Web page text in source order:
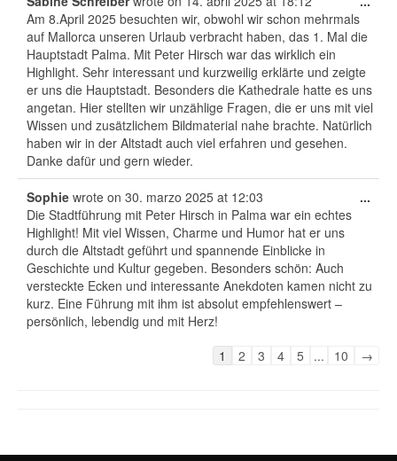
Am 8.April 2025 besuchten wir, obwohl wir schon mehrmals
auf Mallorca unseren Urlaub verbracht haben, das 1. Mal die
Hauptstadt Palma. Mit Peter Hirsch war das wirklich ein
Highlight. Sehr interessant und kurzweilig erklärte und zeigte
er uns die Hauptstadt. Besonders die Kathedrale hatte es uns
angetan. Hier stellten wir unzählige Fragen, die er uns mit viel
Wissen und zusätzlichem Bildmaterial nahe brachte. Natürlich
haben wir in der Altstadt auch viel erfahren und gesehen.
Danke dafür und gern wieder.
Sophie wrote on 30. marzo 2025 at 12:03
Die Stadtführung mit Peter Hirsch in Palma war ein echtes
Highlight! Mit viel Wissen, Charme und Humor hat er uns
durch die Altstadt geführt und spannende Einblicke in
Geschichte und Kultur gegeben. Besonders schön: Auch
versteckte Ecken und interessante Anekdoten kamen nicht zu
kurz. Eine Führung mit ihm ist absolut empfehlenswert –
persönlich, lebendig und mit Herz!
...
Guestbook
1 2 3 4 5 ... 10 →